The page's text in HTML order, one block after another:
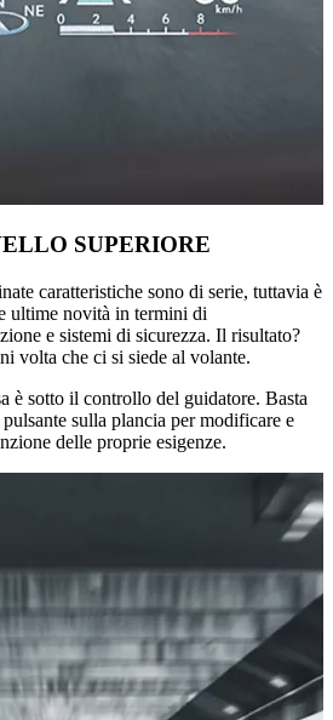
SUPERIORE
caratteristiche sono di serie, tuttavia è
ultime novità in termini di
e sistemi di sicurezza. Il risultato?
volta che ci si siede al volante.
è sotto il controllo del guidatore. Basta
sulla plancia per modificare e
delle proprie esigenze.